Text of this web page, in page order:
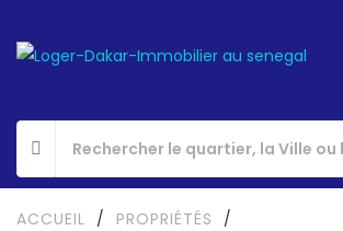
ACCUEIL / PROPRIÉTÉS
/